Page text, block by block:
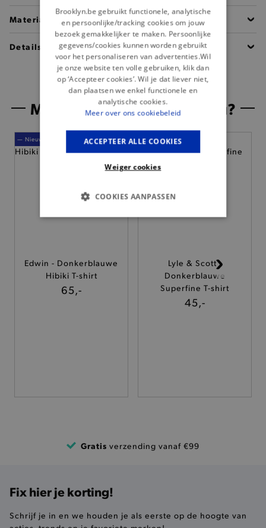
Materiaal
Details
Misschien is dit iets voor jou?
— Nieuw
Edwin - Donkerblauwe
Hibiki T-shirt
65,-
Lyle & Scott -
Donkerblauwe
Superfine T-shirt
45,-
Gratis verzending vanaf €99
Fix hier je korting!
Schrijf je in en we houden je als eerste op de hoogte van
Brooklyn.be gebruikt functionele, analytische
en persoonlijke/tracking cookies om jouw
bezoek gemakkelijker te maken. Persoonlijke
gegevens/cookies kunnen worden gebruikt
voor het personaliseren van advertenties.Wil
je onze website ten volle gebruiken, klik dan
op ‘Accepteer cookies’. Wil je dat liever niet,
dan plaatsen we enkel functionele en
analytische cookies.
Meer over ons cookiebeleid
ACCEPTEER ALLE COOKIES
Weiger cookies
COOKIES AANPASSEN
BASIS COOKIES
TARGETING
De strikt noodzakelijke cookies verbeteren jouw
niet jouw identiteit.